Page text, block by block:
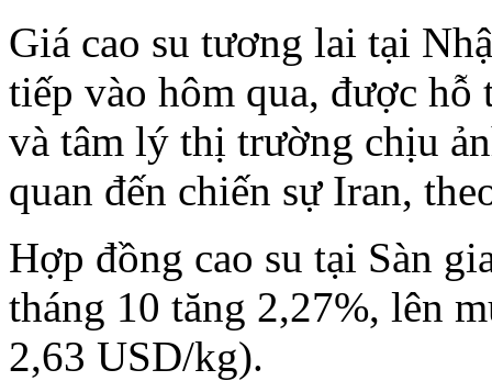
Giá cao su tương lai tại
tiếp vào hôm qua, được hỗ
và tâm lý thị trường chịu
quan đến chiến sự Iran,
Hợp đồng cao su tại Sàn
tháng 10 tăng 2,27%, lên
2,63 USD/kg).